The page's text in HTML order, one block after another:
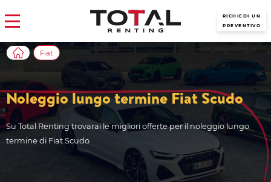
RICHIEDI UN
PREVENTIVO
Noleggio lungo termine Fiat Scudo
Su Total Renting trovarai le migliori offerte per il noleggio lungo
termine di Fiat Scudo
Fiat